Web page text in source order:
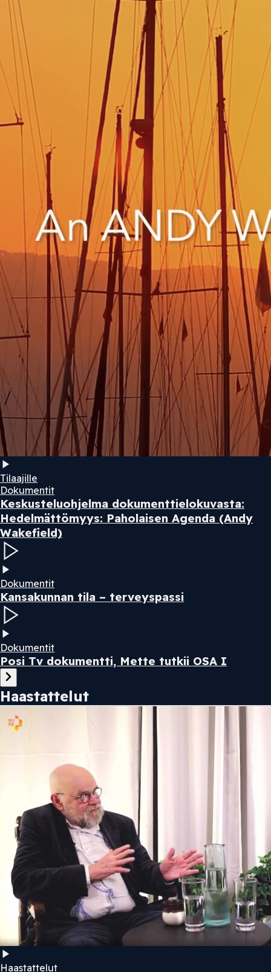
Tilaajille
Dokumentit
Keskusteluohjelma dokumenttielokuvasta:
Hedelmättömyys: Paholaisen Agenda (Andy
Wakefield)
Dokumentit
Kansakunnan tila – terveyspassi
Dokumentit
Posi Tv dokumentti, Mette tutkii OSA I
Haastattelut
Haastattelut